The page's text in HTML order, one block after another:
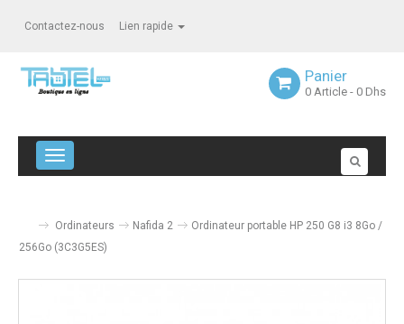
Contactez-nous Lien rapide
Panier
0 Article - 0 Dhs
Navigation bascule
Ordinateurs Nafida 2
Ordinateur portable HP 250 G8 i3 8Go /
256Go (3C3G5ES)